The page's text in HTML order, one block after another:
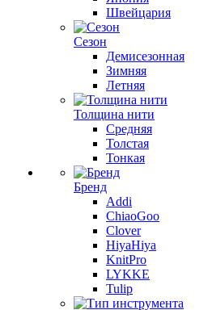
Швейцария
Сезон
Демисезонная
Зимняя
Летняя
Толщина нити
Средняя
Толстая
Тонкая
Бренд
Addi
ChiaoGoo
Clover
HiyaHiya
KnitPro
LYKKE
Tulip